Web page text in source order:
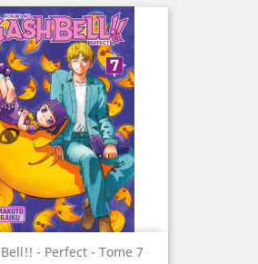
- Perfect - Tome 7